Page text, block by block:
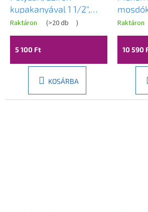
kupakanyával 1 1/2",
magassága 42mm,
fehér, 71712
Raktáron (>20 db )
5 100 Ft
KOSÁRBA
00
Raktáron
10 590